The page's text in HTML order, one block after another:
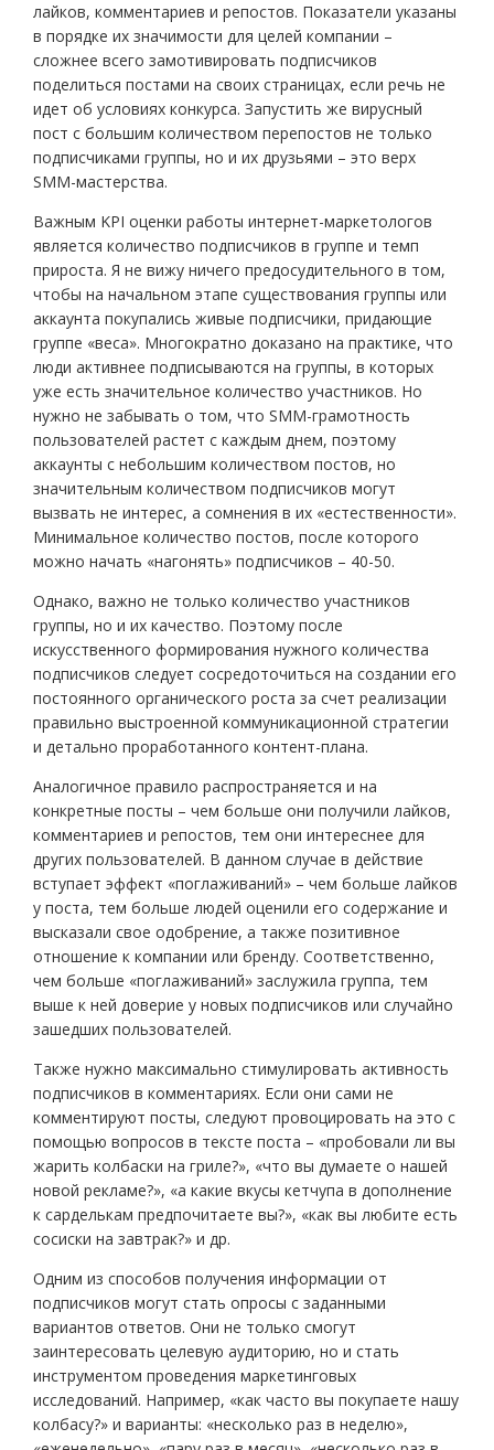
лайков, комментариев и репостов. Показатели указаны
в порядке их значимости для целей компании –
сложнее всего замотивировать подписчиков
поделиться постами на своих страницах, если речь не
идет об условиях конкурса. Запустить же вирусный
пост с большим количеством перепостов не только
подписчиками группы, но и их друзьями – это верх
SMM-мастерства.
Важным KPI оценки работы интернет-маркетологов
является количество подписчиков в группе и темп
прироста. Я не вижу ничего предосудительного в том,
чтобы на начальном этапе существования группы или
аккаунта покупались живые подписчики, придающие
группе «веса». Многократно доказано на практике, что
люди активнее подписываются на группы, в которых
уже есть значительное количество участников. Но
нужно не забывать о том, что SMM-грамотность
пользователей растет с каждым днем, поэтому
аккаунты с небольшим количеством постов, но
значительным количеством подписчиков могут
вызвать не интерес, а сомнения в их «естественности».
Минимальное количество постов, после которого
можно начать «нагонять» подписчиков – 40-50.
Однако, важно не только количество участников
группы, но и их качество. Поэтому после
искусственного формирования нужного количества
подписчиков следует сосредоточиться на создании его
постоянного органического роста за счет реализации
правильно выстроенной коммуникационной стратегии
и детально проработанного контент-плана.
Аналогичное правило распространяется и на
конкретные посты – чем больше они получили лайков,
комментариев и репостов, тем они интереснее для
других пользователей. В данном случае в действие
вступает эффект «поглаживаний» – чем больше лайков
у поста, тем больше людей оценили его содержание и
высказали свое одобрение, а также позитивное
отношение к компании или бренду. Соответственно,
чем больше «поглаживаний» заслужила группа, тем
выше к ней доверие у новых подписчиков или случайно
зашедших пользователей.
Также нужно максимально стимулировать активность
подписчиков в комментариях. Если они сами не
комментируют посты, следуют провоцировать на это с
помощью вопросов в тексте поста – «пробовали ли вы
жарить колбаски на гриле?», «что вы думаете о нашей
новой рекламе?», «а какие вкусы кетчупа в дополнение
к сарделькам предпочитаете вы?», «как вы любите есть
сосиски на завтрак?» и др.
Одним из способов получения информации от
подписчиков могут стать опросы с заданными
вариантов ответов. Они не только смогут
заинтересовать целевую аудиторию, но и стать
инструментом проведения маркетинговых
исследований. Например, «как часто вы покупаете нашу
колбасу?» и варианты: «несколько раз в неделю»,